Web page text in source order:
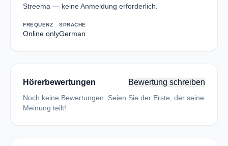
Streema — keine Anmeldung erforderlich.
FREQUENZ
Online only
SPRACHE
German
Hörerbewertungen Bewertung schreiben
Noch keine Bewertungen. Seien Sie der Erste, der seine
Meinung teilt!